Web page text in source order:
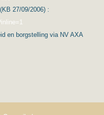
27/09/2006) :
en borgstelling via NV AXA